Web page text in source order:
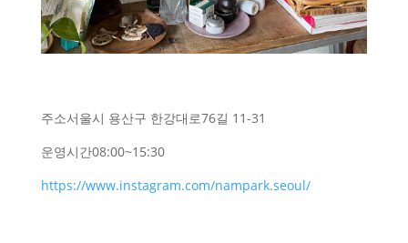
주소서울시 용산구 한강대로76길 11-31
운영시간08:00~15:30
https://www.instagram.com/nampark.seoul/